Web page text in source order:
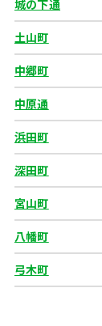
城の下通
土山町
中郷町
中原通
浜田町
深田町
宮山町
八幡町
弓木町